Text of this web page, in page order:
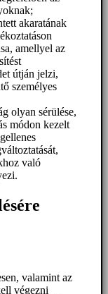
akaratának
amellyel az
útján jelzi,
személyes
olyan sérülése,
módon kezelt
való
valamint az
végezni